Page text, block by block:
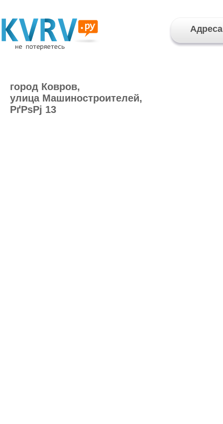
Адреса
город Ковров,
улица Машиностроителей,
РґРѕРј 13